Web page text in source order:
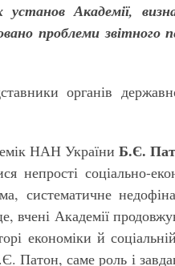
Академії,
проблеми звітного
органів
НАН УкраїниБ.Є.
непрості соціально-
систематичне
вчені Академії
економіки й
Патон, саме роль і